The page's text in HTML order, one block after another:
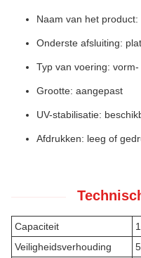
Naam van het
Onderste afsluiting:
Typ van voering:
Grootte: aangepast
UV-stabilisatie:
Afdrukken: leeg of
Capaciteit
Veiligheidsverhouding